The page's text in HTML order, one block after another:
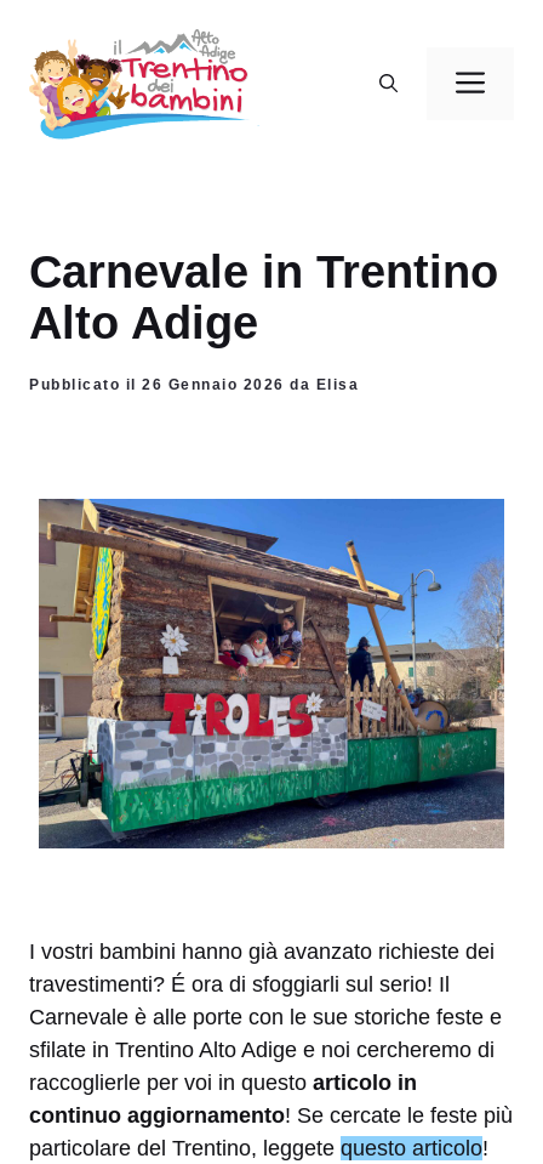
contenuto
Carnevale in Trentino
Alto Adige
Pubblicato il 26 Gennaio 2026 da Elisa
I vostri bambini hanno già avanzato richieste dei
travestimenti? É ora di sfoggiarli sul serio! Il
Carnevale è alle porte con le sue storiche feste e
sfilate in Trentino Alto Adige e noi cercheremo di
raccoglierle per voi in questo articolo in
continuo aggiornamento! Se cercate le feste più
particolare del Trentino, leggete questo articolo!